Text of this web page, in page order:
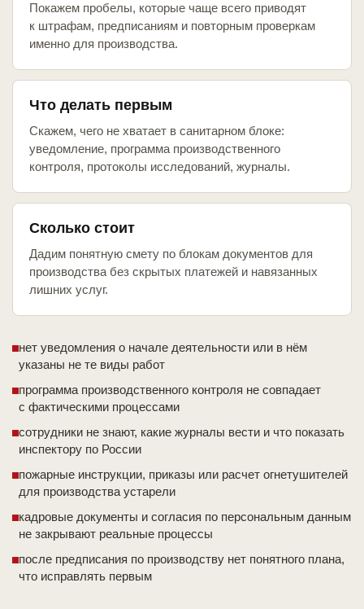
Покажем пробелы, которые чаще всего приводят
к штрафам, предписаниям и повторным проверкам
именно для производства.
Что делать первым
Скажем, чего не хватает в санитарном блоке:
уведомление, программа производственного
контроля, протоколы исследований, журналы.
Сколько стоит
Дадим понятную смету по блокам документов для
производства без скрытых платежей и навязанных
лишних услуг.
нет уведомления о начале деятельности или в нём
указаны не те виды работ
программа производственного контроля не совпадает
с фактическими процессами
сотрудники не знают, какие журналы вести и что показать
инспектору по России
пожарные инструкции, приказы или расчет огнетушителей
для производства устарели
кадровые документы и согласия по персональным данным
не закрывают реальные процессы
после предписания по производству нет понятного плана,
что исправлять первым